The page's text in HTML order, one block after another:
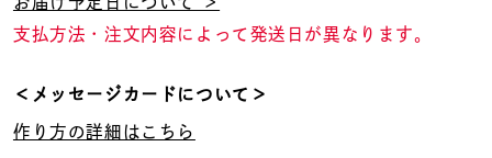
在庫 在庫ありのみ
支払方法・注文内容によって発送日が異なります。
＜メッセージカードについて＞
作り方の詳細はこちら